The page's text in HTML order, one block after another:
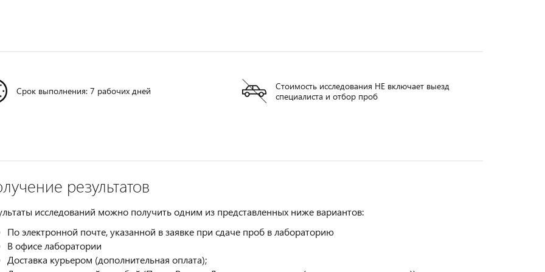
Срок выполнения: 7 рабочих дней
Стоимость исследования НЕ включает выезд
специалиста и отбор проб
результатов
исследований можно получить одним из представленных ниже вариантов:
По электронной почте, указанной в заявке при сдаче проб в лабораторию
В офисе лаборатории
Доставка курьером (дополнительная оплата);